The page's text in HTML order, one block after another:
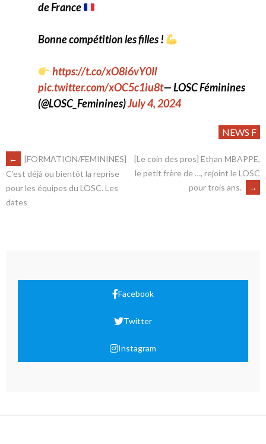
de France
Bonne compétition les filles !
https://t.co/xO8i6vY0Il
pic.twitter.com/xOC5c1iu8t— LOSC Féminines
(@LOSC_Feminines)July 4, 2024
NEWS F
←
[FORMATION/FEMININES]
C’est déjà ou bientôt la reprise
pour les équipes du LOSC. Les
dates
[Le coin des pros] Ethan MBAPPE,
le petit frère de …, rejoint le LOSC
pour trois ans.
→
Facebook
Twitter
Instagram